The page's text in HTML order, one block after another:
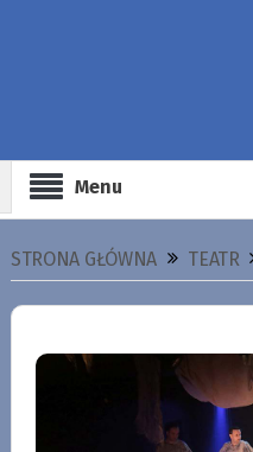
Menu
STRONA GŁÓWNA TEATR